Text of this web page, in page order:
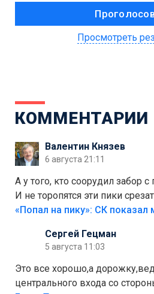
Просмотреть
КОММЕНТАРИИ
Валентин Князев
6 августа 21:11
А у того, кто соорудил забор
И не торопятся эти пики
Сергей Гецман
5 августа 11:03
Это все хорошо,а
центрального входа со